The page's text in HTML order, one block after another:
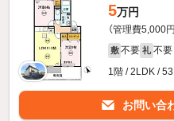
5万円
（管理費5,000円
敷 不要 礼 不要
1階 / 2LDK /
お問い合